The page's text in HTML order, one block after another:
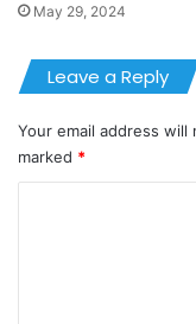
May 29, 2024
Leave a Reply
Your email address will
marked *